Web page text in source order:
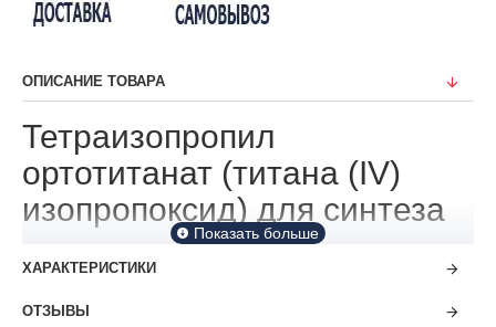
ОПИСАНИЕ ТОВАРА
Тетраизопропил
ортотитанат (титана (IV)
изопропоксид) для синтеза
ХАРАКТЕРИСТИКИ
ОТЗЫВЫ